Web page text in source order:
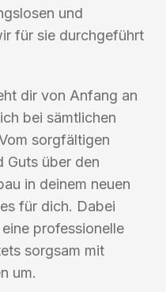
und
für sie durchgeführt
dir von Anfang an
bei sämtlichen
sorgfältigen
Guts über den
in deinem neuen
für dich. Dabei
professionelle
sorgsam mit
um.